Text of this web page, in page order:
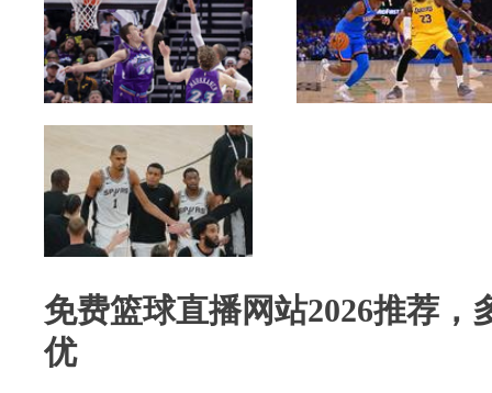
免费篮球直播网站2026推荐，
优